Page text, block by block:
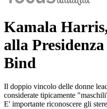
Kamala
alla
Bind
Il doppio vincolo delle donne
considerate tipicamente
E' importante riconoscere gli